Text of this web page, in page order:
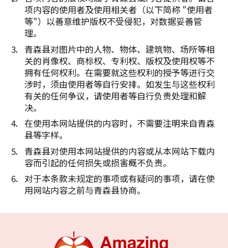
项内容的使用者及使用相关者（以下简称 "使用者
等"）以善意维护版权不受侵犯，对数据妥善管
理。
青森县对图片中的人物、物体、建筑物、场所等相
关的肖像权、商标权、专利权、版权及使用权等不
拥有任何权利。在需要就这些权利的授予等进行交
涉时，须由使用者等自行安排。如发生与这些权利
有关的任何争议，请使用者等自行负责处理和解
决。
在使用本网站提供的内容时，不需要注明来自青森
县等字样。
青森县对使用本网站提供的内容或从本网站下载内
容而引起的任何损失或损害概不负责。
对于本条款未规定的事项或有疑问的事项，请在使
用网站内容之前与青森县协商。